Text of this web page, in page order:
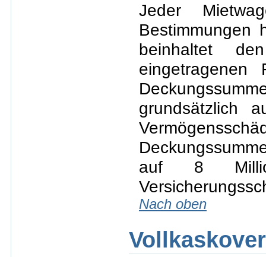
Jeder
Bestimmungen
beinhaltet
eingetragenen
grundsätzlich
auf 8
Nach oben